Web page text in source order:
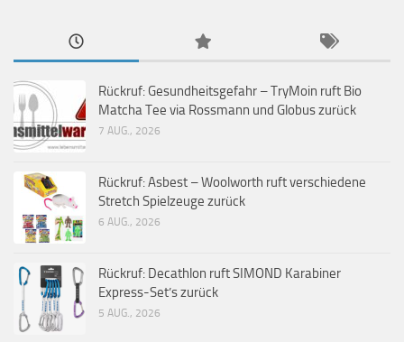
Rückruf: Gesundheitsgefahr – TryMoin ruft Bio
Matcha Tee via Rossmann und Globus zurück
7 AUG., 2026
Rückruf: Asbest – Woolworth ruft verschiedene
Stretch Spielzeuge zurück
6 AUG., 2026
Rückruf: Decathlon ruft SIMOND Karabiner
Express-Set’s zurück
5 AUG., 2026